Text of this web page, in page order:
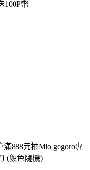
100P幣
滿888元抽Mio gogoro專
(顏色隨機)